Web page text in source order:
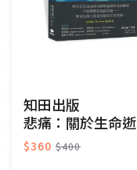
知田出版
悲痛：關於生命逝去的哲思
$360 $400